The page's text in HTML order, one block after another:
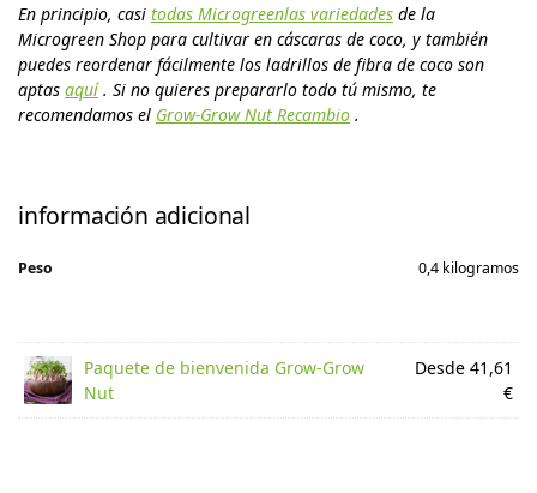
En principio, casi todas Microgreenlas variedades de la
Microgreen Shop para cultivar en cáscaras de coco, y también
puedes reordenar fácilmente los ladrillos de fibra de coco son
aptas aquí. Si no quieres prepararlo todo tú mismo, te
recomendamos el Grow-Grow Nut Recambio .
información adicional
Peso 0,4 kilogramos
Paquete de bienvenida Grow-Grow
Nut
Desde 41,61
€